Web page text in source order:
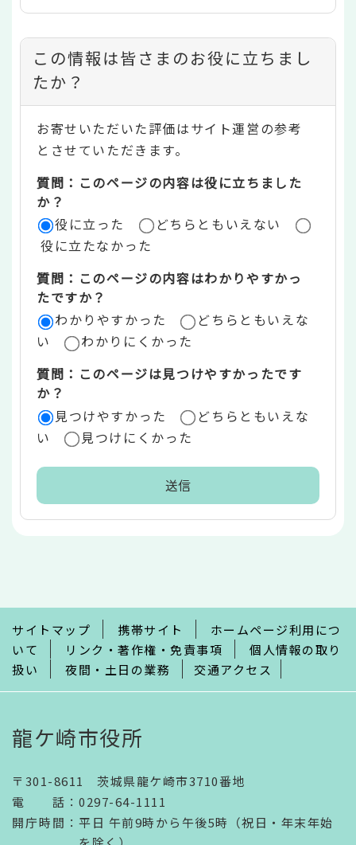
コ
ン
テ
ン
ツ
評
価
リ
ア
この情報は皆さまのお役に立ちまし
たか？
お寄せいただいた評価はサイト運営の参考
とさせていただきます。
質問：このページの内容は役に立ちました
か？
役に立った
どちらともいえない
役に立たなかった
質問：このページの内容はわかりやすかっ
たですか？
わかりやすかった
どちらともいえな
い
わかりにくかった
質問：このページは見つけやすかったです
か？
見つけやすかった
どちらともいえな
い
見つけにくかった
で
サイトマップ 携帯サイト
ホームページ利用につ
いて
リンク・著作権・免責事項
個人情報の取り
扱い
夜間・土日の業務 交通アクセス
龍ケ崎市役所
〒301-8611 茨城県龍ケ崎市3710番地
電話 ： 0297-64-1111
開庁時間 ： 平日 午前9時から午後5時（祝日・年末年始